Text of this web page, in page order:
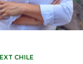
CHILE